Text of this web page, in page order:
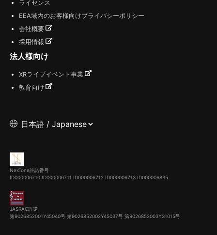
ライセンス
EEA域内のお客様向けプライバシーポリシー
会社概要
採用情報
法人様向け
XRライブイベント事業
教育向け
NexTone許諾番号
ID000006710 ID000006711 ID000006712 ID000006713 ID000006835
JASRAC許諾
第9026852001Y45040号 第9026852002Y45037号 第9026852003Y31015号